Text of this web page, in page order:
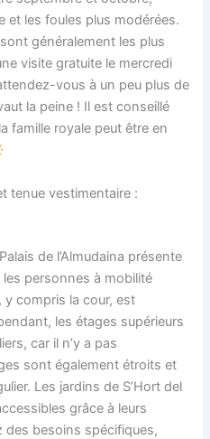
et les foules plus modérées.
généralement les plus
visite gratuite le mercredi
vous à un peu plus de
la peine ! Il est conseillé
famille royale peut être en
tenue vestimentaire :
de l’Almudaina présente
personnes à mobilité
compris la cour, est
les étages supérieurs
car il n’y a pas
sont également étroits et
Les jardins de S’Hort del
grâce à leurs
des besoins spécifiques,